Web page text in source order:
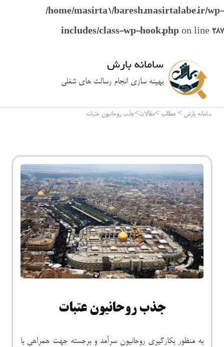
/home/masirta1/baresh.masirtalabe.ir/wp-
includes/class-wp-hook.php on line 287
سامانه بارش
بهینه سازی انجام رسالت های شغلی
سامانه بارش > مطالب >مقالات>جذب روحانیون عتبات
جذب روحانیون عتبات
به منظور بکارگیری روحانیون سرآمد و برجسته جهت همراهی با